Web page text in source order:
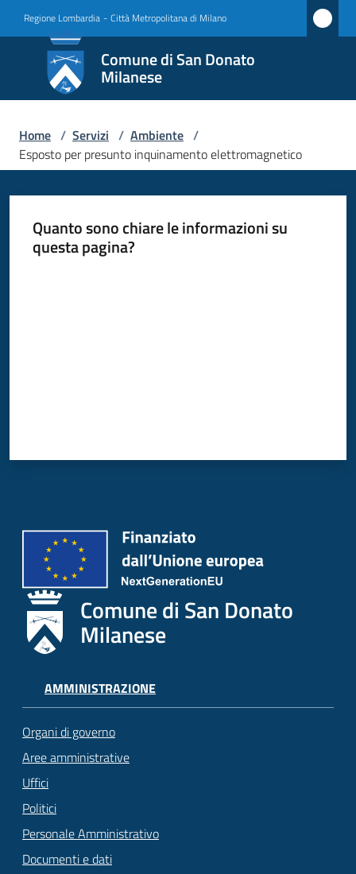
Regione Lombardia - Città Metropolitana di Milano
Comune di San Donato
Milanese
Comune
di San
Donato
Milanese
Amministrazione
Novità
Seguici
su
Home / Servizi / Ambiente /
Esposto per presunto inquinamento elettromagnetico
Quanto sono chiare le informazioni su
questa pagina?
Comune di San Donato
Milanese
AMMINISTRAZIONE
Organi di governo
Aree amministrative
Uffici
Politici
Personale Amministrativo
Documenti e dati